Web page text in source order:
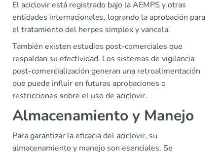
El aciclovir está registrado bajo la AEMPS y otras
entidades internacionales, logrando la aprobación para
el tratamiento del herpes simplex y varicela.
También existen estudios post-comerciales que
respaldan su efectividad. Los sistemas de vigilancia
post-comercialización generan una retroalimentación
que puede influir en futuras aprobaciones o
restricciones sobre el uso de aciclovir.
Almacenamiento y Manejo
Para garantizar la eficacia del aciclovir, su
almacenamiento y manejo son esenciales. Se